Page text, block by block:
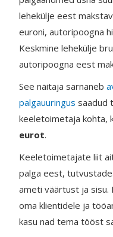
lehekülje eest
euroni, autoripoogna
Keskmine lehekülje
autoripoogna eest
See näitaja sarnaneb
palgauuringus saadud
keeletoimetaja kohta,
eurot.
Keeletoimetajate liit
palga eest,
ameti väärtust ja sisu.
oma klientidele ja
kasu nad tema tööst